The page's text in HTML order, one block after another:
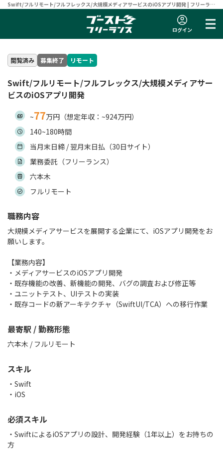
Swift/フルリモート/フルフレックス/大規模メディアサービスのiOSアプリ開発 | フリーラン
スエンジニア向け案件サイト 【ブーストフリーランス】
ログイン
閲覧済み 募集終了 リモート
Swift/フルリモート/フルフレックス/大規模メディアサー
ビスのiOSアプリ開発
~77万円（想定年収：~924万円）
140~180時間
当月末日締 / 翌月末日払（30日サイト）
業務委託（フリーランス）
六本木
フルリモート
職務内容
大規模メディアサービスを展開する企業にて、iOSアプリ開発をお
願いします。
【業務内容】
・メディアサービスのiOSアプリ開発
・既存機能の改善、新機能の開発、バグの調査および修正等
・ユニットテスト、UIテストの実装
・既存コードの新アーキテクチャ（SwiftUI/TCA）への移行作業
最寄駅 / 勤務形態
六本木 / フルリモート
スキル
Swift
iOS
必須スキル
・SwiftによるiOSアプリの設計、開発経験（1年以上）をお持ちの
方